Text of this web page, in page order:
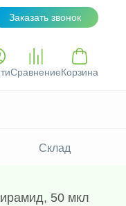
Заказать звонок
СравнениеКорзина
Склад
50 мкл